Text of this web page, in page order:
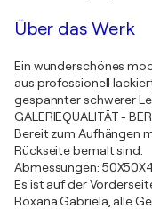
Über das Werk
Ein wunderschönes
aus professionell
gespannter schwerer
GALERIEQUALITÄT -
Bereit zum Aufhängen
Rückseite bemalt sind.
Abmessungen:
Es ist auf der
Roxana Gabriela, alle